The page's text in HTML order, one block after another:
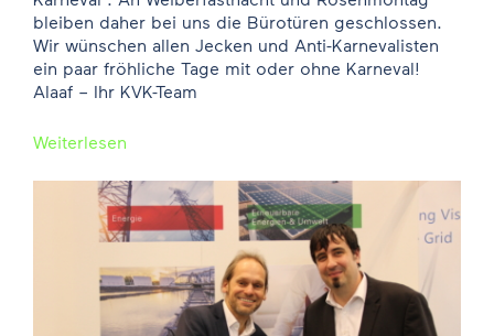
bleiben daher bei uns die Bürotüren geschlossen.
Wir wünschen allen Jecken und Anti-Karnevalisten
ein paar fröhliche Tage mit oder ohne Karneval!
Alaaf – Ihr KVK-Team
Weiterlesen